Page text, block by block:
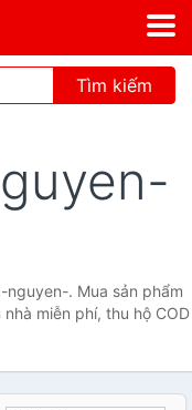
Tìm kiếm
. Mua sản phẩm
miễn phí, thu hộ COD